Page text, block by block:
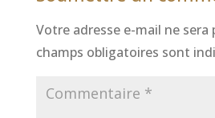
Votre adresse e-mail ne sera
champs obligatoires sont